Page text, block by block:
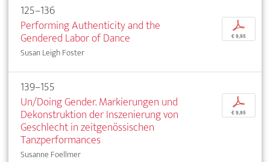
125–136
Performing Authenticity and the
Gendered Labor of Dance
Susan Leigh Foster
p
€ 9,95
139–155
Un/Doing Gender. Markierungen und
Dekonstruktion der Inszenierung von
Geschlecht in zeitgenössischen
Tanzperformances
Susanne Foellmer
p
€ 9,95